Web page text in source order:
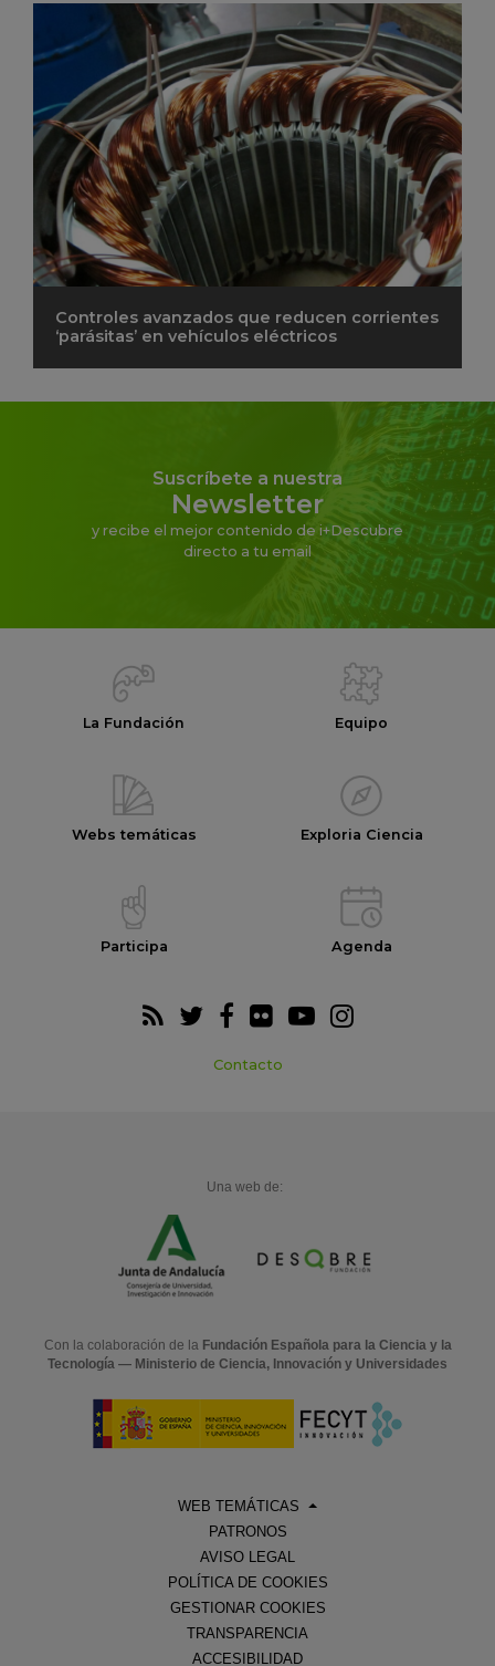
Controles avanzados que reducen corrientes
‘parásitas’ en vehículos eléctricos
Suscríbete a nuestra
Newsletter
y recibe el mejor contenido de i+Descubre
directo a tu email
La Fundación Equipo
Webs temáticas Exploria Ciencia
Participa Agenda
Contacto
Una web de:
Con la colaboración de la Fundación Española para la Ciencia y la
Tecnología — Ministerio de Ciencia, Innovación y Universidades
WEB TEMÁTICAS
PATRONOS
AVISO LEGAL
POLÍTICA DE COOKIES
GESTIONAR COOKIES
TRANSPARENCIA
ACCESIBILIDAD